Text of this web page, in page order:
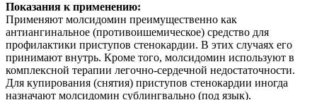
Показания к применению:
Применяют молсидомин преимущественно как
антиангинальное (противоишемическое) средство для
профилактики приступов стенокардии. В этих случаях его
принимают внутрь. Кроме того, молсидомин используют в
комплексной терапии легочно-сердечной недостаточности.
Для купирования (снятия) приступов стенокардии иногда
назначают молсидомин сублингвально (под язык).